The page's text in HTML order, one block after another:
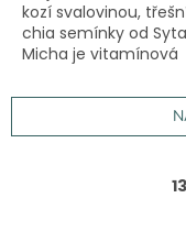
kozí svalovinou,
chia semínky od Syta
Micha je vitamínová
tvarem, který si váš
ingredience z řad...